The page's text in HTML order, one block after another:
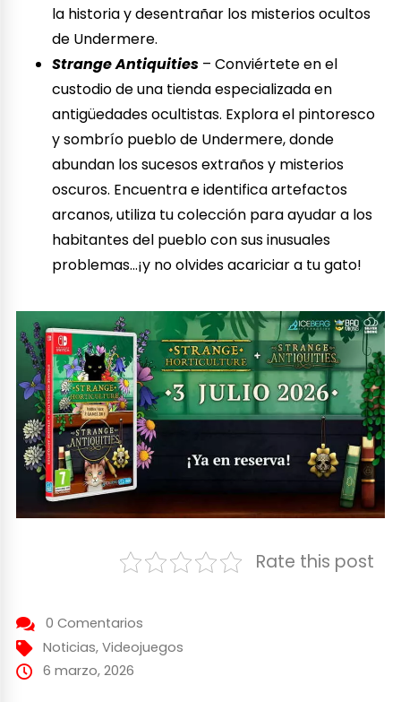
la historia y desentrañar los misterios ocultos
de Undermere.
Strange Antiquities – Conviértete en el
custodio de una tienda especializada en
antigüedades ocultistas. Explora el pintoresco
y sombrío pueblo de Undermere, donde
abundan los sucesos extraños y misterios
oscuros. Encuentra e identifica artefactos
arcanos, utiliza tu colección para ayudar a los
habitantes del pueblo con sus inusuales
problemas…¡y no olvides acariciar a tu gato!
Rate this post
0 Comentarios
Noticias, Videojuegos
6 marzo, 2026